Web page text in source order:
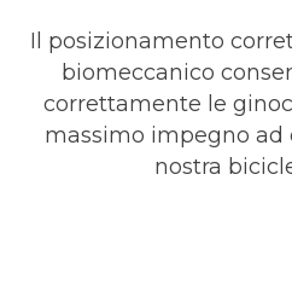
Il posizionamento
biomeccanico
correttamente le
massimo impegno ad
nostra